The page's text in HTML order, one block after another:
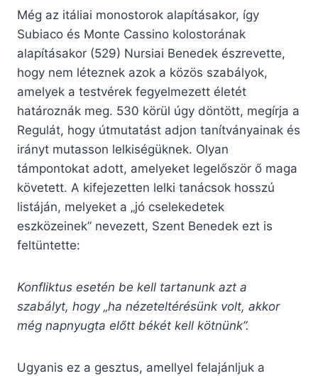
Még az itáliai monostorok alapításakor, így
Subiaco és Monte Cassino kolostorának
alapításakor (529) Nursiai Benedek észrevette,
hogy nem léteznek azok a közös szabályok,
amelyek a testvérek fegyelmezett életét
határoznák meg. 530 körül úgy döntött, megírja a
Regulát, hogy útmutatást adjon tanítványainak és
irányt mutasson lelkiségüknek. Olyan
támpontokat adott, amelyeket legelőször ő maga
követett. A kifejezetten lelki tanácsok hosszú
listáján, melyeket a „jó cselekedetek
eszközeinek” nevezett, Szent Benedek ezt is
feltüntette:
Konfliktus esetén be kell tartanunk azt a
szabályt, hogy „ha nézeteltérésünk volt, akkor
még napnyugta előtt békét kell kötnünk”.
Ugyanis ez a gesztus, amellyel felajánljuk a